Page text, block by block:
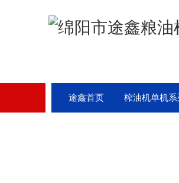
途鑫首页 榨油机单机系